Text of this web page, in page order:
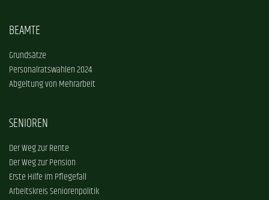
BEAMTE
Grundsätze
Personalratswahlen 2024
Abgeltung von Mehrarbeit
SENIOREN
Der Weg zur Rente
Der Weg zur Pension
Erste Hilfe im Pflegefall
Arbeitskreis Seniorenpolitik